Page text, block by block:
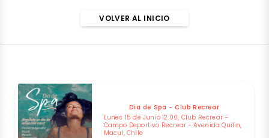
VOLVER AL INICIO
Dia de Spa - Club Recrear
Lunes 15 de Junio 12:00, Club Recrear -
Campo Deportivo Recrear - Avenida Quilin,
Macul, Chile